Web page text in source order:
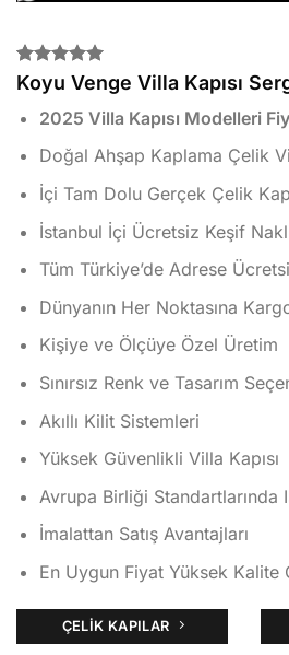
2
müşteri
puanına
dayanarak
5.00puan
aldı
Koyu Venge Villa Kapısı
2025 Villa Kapısı Modelleri
Doğal Ahşap Kaplama Çelik
İçi Tam Dolu Gerçek Çelik
İstanbul İçi Ücretsiz Keşif
Tüm Türkiye’de Adrese
Dünyanın Her Noktasına
Kişiye ve Ölçüye Özel Üretim
Sınırsız Renk ve Tasarım
Akıllı Kilit Sistemleri
Yüksek Güvenlikli Villa Kapısı
Avrupa Birliği Standartlarında
İmalattan Satış Avantajları
En Uygun Fiyat Yüksek Kalite
ÇELIK KAPILAR